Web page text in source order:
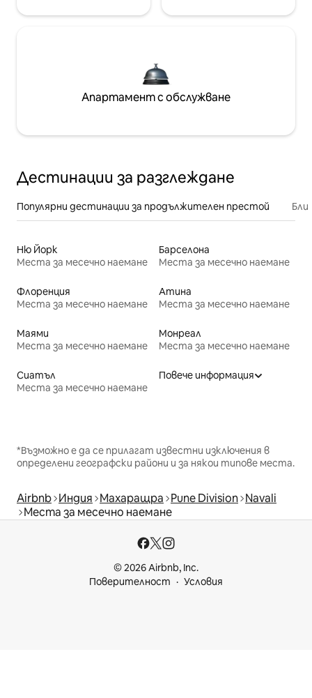
Апартамент с обслужване
Дестинации за разглеждане
Популярни дестинации за продължителен престой
Ню Йорк
Места за месечно наемане
Барселона
Места за месечно наемане
Флоренция
Места за месечно наемане
Атина
Места за месечно наемане
Маями
Места за месечно наемане
Монреал
Места за месечно наемане
Сиатъл
Места за месечно наемане
Повече информация
*Възможно е да се прилагат известни изключения в
определени географски райони и за някои типове места.
Airbnb Индия Махаращра Pune Division Navali
Места за месечно наемане
© 2026 Airbnb, Inc.
Поверителност
Условия